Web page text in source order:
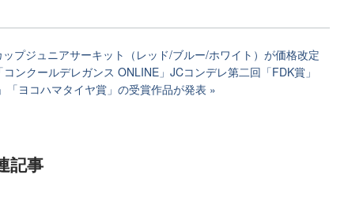
プジュニアサーキット（レッド/ブルー/ホワイト）が価格改定
ンクールデレガンス ONLINE」JCコンデレ第二回「FDK賞」
「ヨコハマタイヤ賞」の受賞作品が発表
記事